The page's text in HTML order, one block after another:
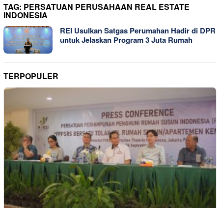
TAG: PERSATUAN PERUSAHAAN REAL ESTATE
INDONESIA
REI Usulkan Satgas Perumahan Hadir di DPR
untuk Jelaskan Program 3 Juta Rumah
TERPOPULER